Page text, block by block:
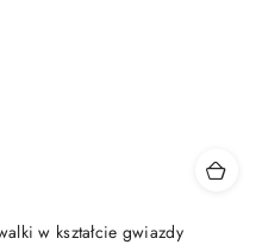
w kształcie gwiazdy